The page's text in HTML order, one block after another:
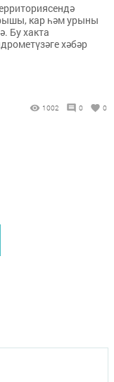
кар һәм урыны
Бу хакта
хәбәр
1002 0 0